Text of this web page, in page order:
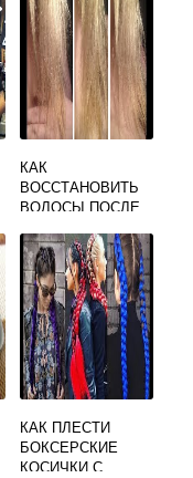
КАК
ВОССТАНОВИТЬ
ВОЛОСЫ ПОСЛЕ
ОКРАШИВАНИЯ
КАК ПЛЕСТИ
БОКСЕРСКИЕ
КОСИЧКИ С